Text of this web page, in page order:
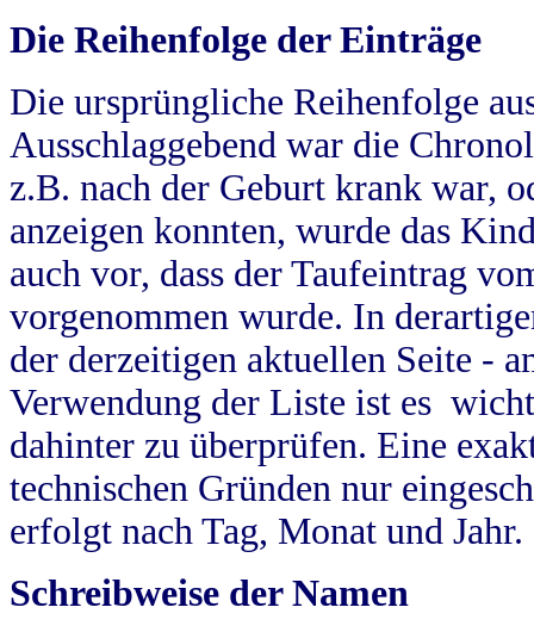
Die Reihenfolge der Einträge
Die ursprüngliche Reihenfolge
Ausschlaggebend war die
z.B. nach der Geburt krank war,
anzeigen konnten, wurde das
auch vor, dass der Taufeintrag
vorgenommen wurde. In
der derzeitigen aktuellen Seite -
Verwendung der Liste ist es
dahinter zu überprüfen. Eine
technischen Gründen nur
erfolgt nach Tag, Monat und Jahr.
Schreibweise der Namen